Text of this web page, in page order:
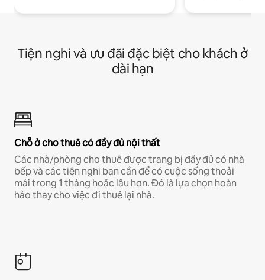
Tiện nghi và ưu đãi đặc biệt cho khách ở
dài hạn
Chỗ ở cho thuê có đầy đủ nội thất
Các nhà/phòng cho thuê được trang bị đầy đủ có nhà
bếp và các tiện nghi bạn cần để có cuộc sống thoải
mái trong 1 tháng hoặc lâu hơn. Đó là lựa chọn hoàn
hảo thay cho việc đi thuê lại nhà.